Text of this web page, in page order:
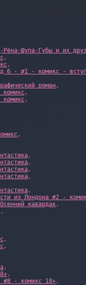
Рёна-Шупа-Губы и их
,
,
6 - #1 - комикс -
роман,
,
,
,
,
,
,
,
,
из Лондона #2 -
кавардак,
,
,
,
,
,
#8 - комикс 18+,